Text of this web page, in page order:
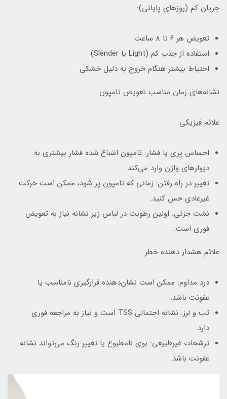
جریان کم (روزهای پایانی):
تعویض هر ۶ تا ۸ ساعت
استفاده از جذب کم (Light یا Slender)
احتیاط بیشتر هنگام خروج به دلیل خشکی
نشانه‌های زمان مناسب تعویض تامپون
علائم فیزیکی
احساس پری یا فشار: تامپون اشباع شده فشار بیشتری به
دیوارهای واژن وارد می‌کند.
تغییر در راه رفتن: زمانی که تامپون پر شود، ممکن است حرکت
غیرعادی حس کنید.
نشت جزئی: اولین رطوبت در لباس زیر نشانه نیاز به تعویض
فوری است.
علائم هشدار دهنده خطر
درد مداوم: ممکن است نشان‌دهنده قرارگیری نامناسب یا
عفونت باشد.
تب و لرز: نشانه احتمالی TSS است و نیاز به مراجعه فوری
دارد.
ترشحات غیرطبیعی: بوی نامطبوع یا تغییر رنگ می‌تواند نشانه
عفونت باشد.